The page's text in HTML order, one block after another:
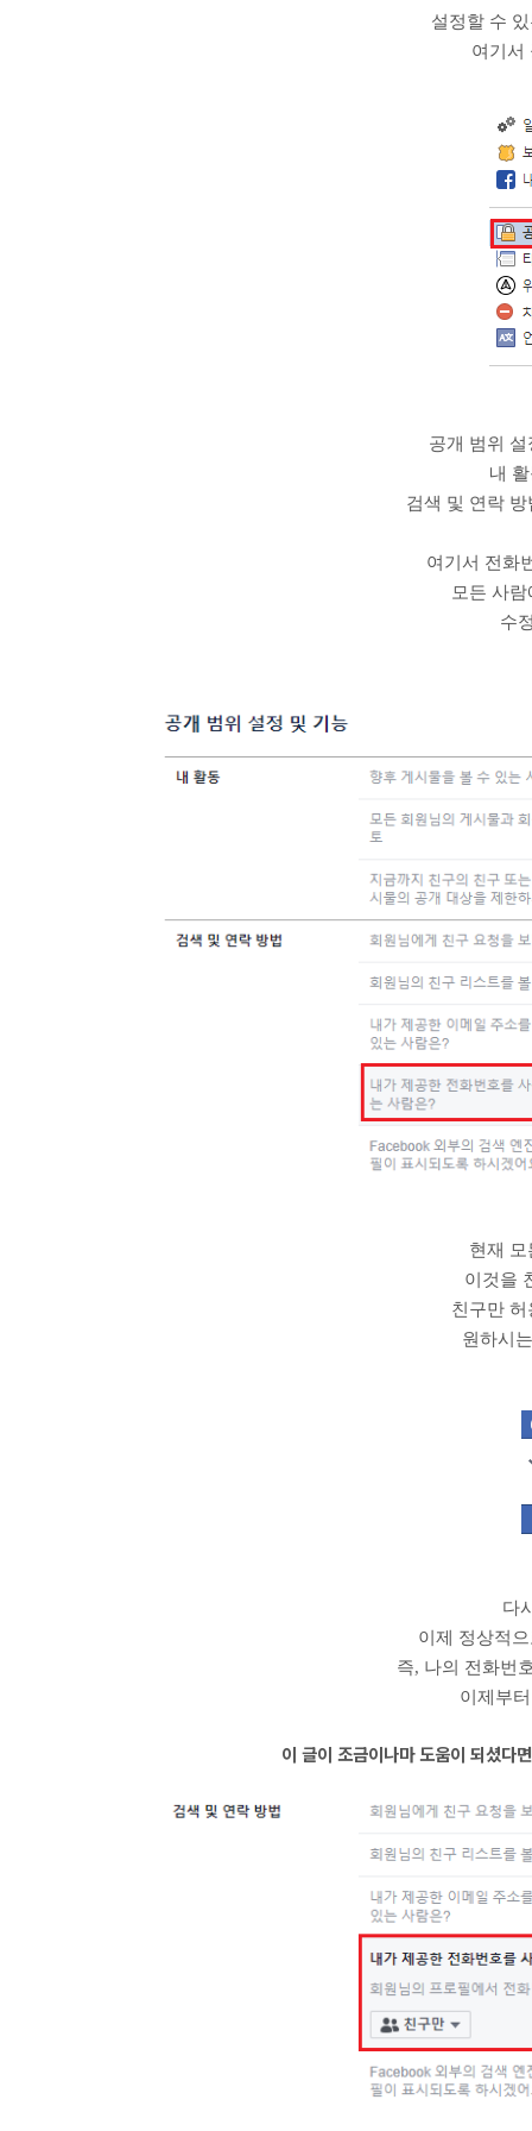
설정할 수
여기서
공개 범위
내
검색 및 연락
여기서 전화
모든 사
수
현재 모
이것을
친구만
원하시
다
이제 정상적
즉, 나의 전화번
이제부
이 글이 조금이나마 도움이 되셨다